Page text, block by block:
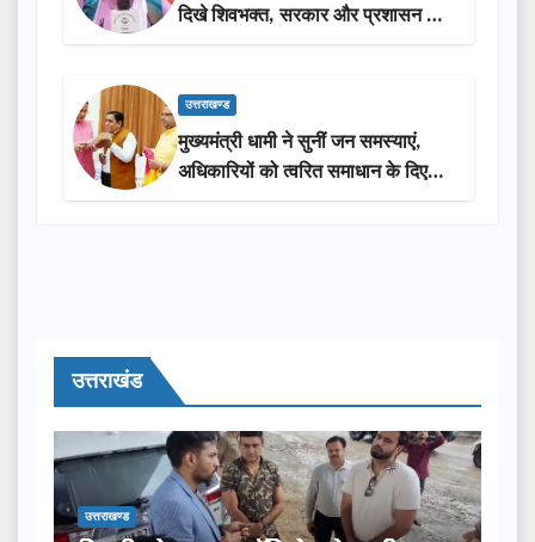
दिखे शिवभक्त, सरकार और प्रशासन की
सराहना…
उत्तराखण्ड
मुख्यमंत्री धामी ने सुनीं जन समस्याएं,
अधिकारियों को त्वरित समाधान के दिए
निर्देश
उत्तराखंड
उत्तराखण्ड